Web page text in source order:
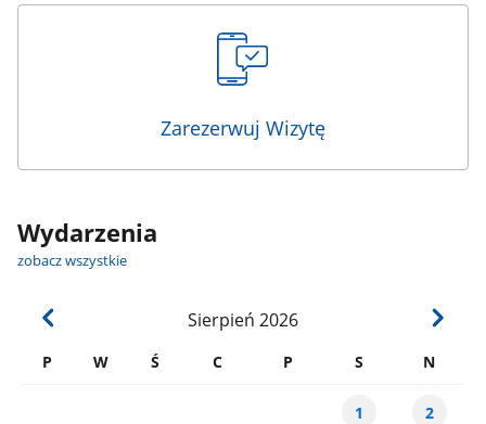
Zarezerwuj Wizytę
Wydarzenia
zobacz wszystkie
Sierpień 2026
P W Ś C P S N
1 2